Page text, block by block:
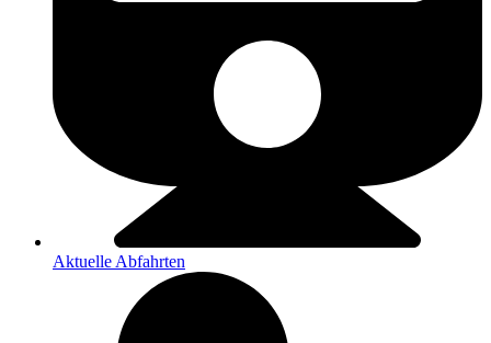
Aktuelle Abfahrten